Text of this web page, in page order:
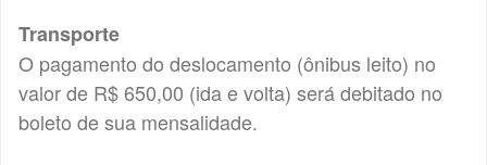
Transporte
O pagamento do deslocamento (ônibus leito) no
valor de R$ 650,00 (ida e volta) será debitado no
boleto de sua mensalidade.